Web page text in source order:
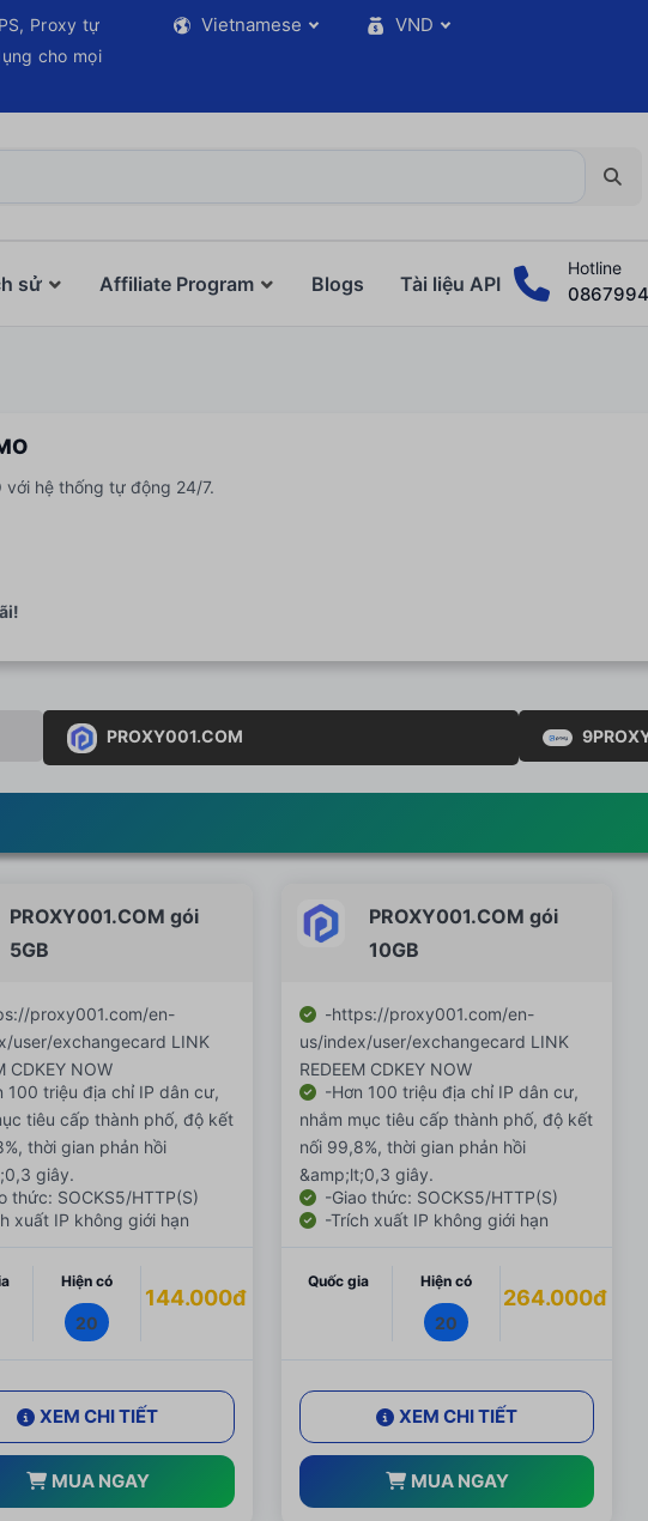
Proxy tự
cho mọi
Vietnamese VND
sử Affiliate Program Blogs Tài liệu API
Hotline
hệ thống tự động 24/7.
PROXY001.COM
PROXY001.COM gói
5GB
proxy001.com/en-
user/exchangecard LINK
CDKEY NOW
100 triệu địa chỉ IP dân cư,
tiêu cấp thành phố, độ kết
thời gian phản hồi
giây.
thức: SOCKS5/HTTP(S)
xuất IP không giới hạn
Hiện có
20
144.000đ
XEM CHI TIẾT
MUA NGAY
PROXY001.COM gói
10GB
-https://proxy001.com/en-
us/index/user/exchangecard LINK
REDEEM CDKEY NOW
-Hơn 100 triệu địa chỉ IP dân cư,
nhắm mục tiêu cấp thành phố, độ kết
nối 99,8%, thời gian phản hồi
&amp;lt;0,3 giây.
-Giao thức: SOCKS5/HTTP(S)
-Trích xuất IP không giới hạn
Quốc gia Hiện có
20
264.000đ
XEM CHI TIẾT
MUA NGAY